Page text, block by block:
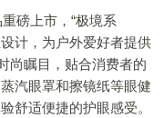
磅上市，“极境系
计，为户外爱好者提供
尚瞩目，贴合消费者的
汽眼罩和擦镜纸等眼健
舒适便捷的护眼感受。